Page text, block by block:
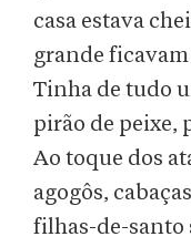
casa estava
grande ficavam
Tinha de tudo
pirão de peixe,
Ao toque dos
agogôs,
filhas-de-santo